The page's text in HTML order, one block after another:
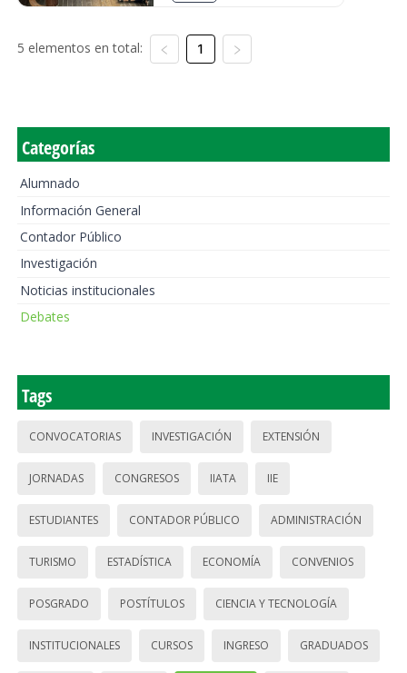
5 elementos en total: 1
Categorías
Alumnado
Información General
Contador Público
Investigación
Noticias institucionales
Debates
Tags
CONVOCATORIAS INVESTIGACIÓN EXTENSIÓN
JORNADAS CONGRESOS IIATA IIE
ESTUDIANTES CONTADOR PÚBLICO ADMINISTRACIÓN
TURISMO ESTADÍSTICA ECONOMÍA CONVENIOS
POSGRADO POSTÍTULOS CIENCIA Y TECNOLOGÍA
INSTITUCIONALES CURSOS INGRESO GRADUADOS